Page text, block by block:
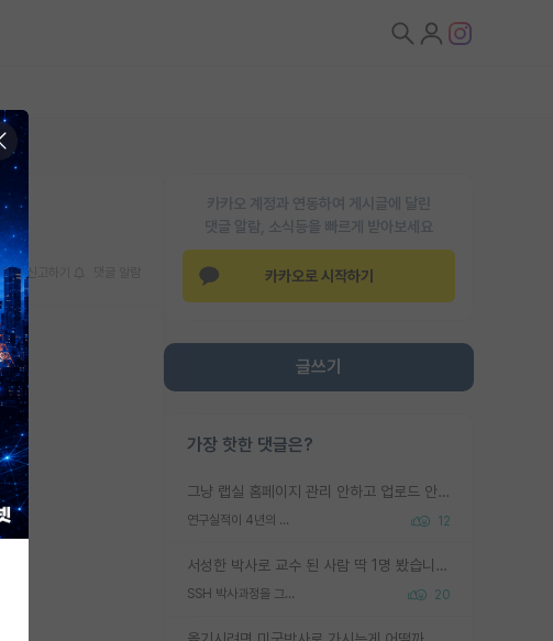
카카오 계정과 연동하여 게시글에 달린
댓글 알람, 소식등을 빠르게 받아보세요
카카오로 시작하기
글쓰기
가장 핫한 댓글은?
그냥 랩실 홈페이지 관리 안하고 업로드 안한거 아님?
연구실적이 4년의 공백이 있는거 어떻게 생각하냐 12
서성한 박사로 교수 된 사람 딱 1명 봤습니다. 근데 지방대 박사로 교수된 거는 기적이 일어나야되요. 서성한 학부부터여도 빡센게 교수임용일텐데 지방대박사로 무슨 교수가 되나요...... 중소기업/중견기업 팀장급/연구소장급이나 될거 같네요.
SSH 박사과정을 그만두고 지방대 박사로 옮기면 교수의 꿈은 끝일까요? 20
신고하기